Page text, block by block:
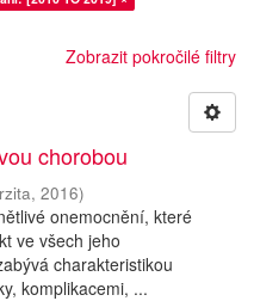
Zobrazit pokročilé filtry
chorobou
, 2016)
onemocnění, které
ve všech jeho
charakteristikou
komplikacemi, ...